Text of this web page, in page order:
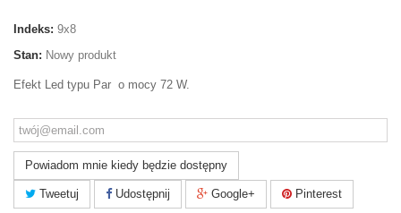
Indeks: 9x8
Stan: Nowy produkt
Efekt Led typu Par o mocy 72 W.
Powiadom mnie kiedy będzie dostępny
Tweetuj Udostępnij Google+ Pinterest